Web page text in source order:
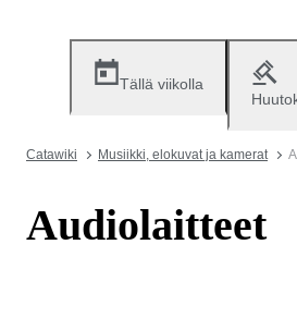
Tällä viikolla
Catawiki Musiikki, elokuvat ja kamerat
Audiolaitteet